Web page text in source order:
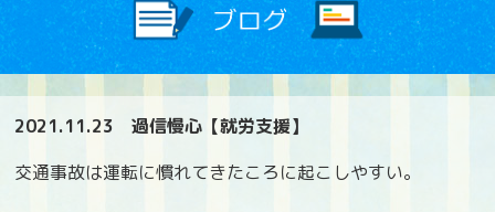
2021.11.23
過信慢心【就労支援】
交通事故は運転に慣れてきたころに起こしやすい。